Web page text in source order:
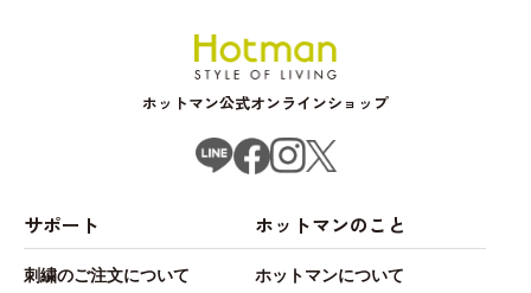
ホットマン公式オンラインショップ
サポート
刺繍のご注文について
ホットマンのこと
ホットマンについて